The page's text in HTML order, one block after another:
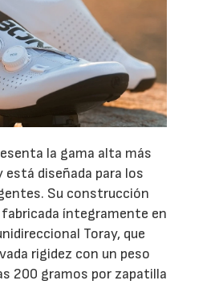
la gama alta más
está diseñada para los
Su construcción
fabricada íntegramente en
Toray, que
rigidez con un peso
200 gramos por zapatilla